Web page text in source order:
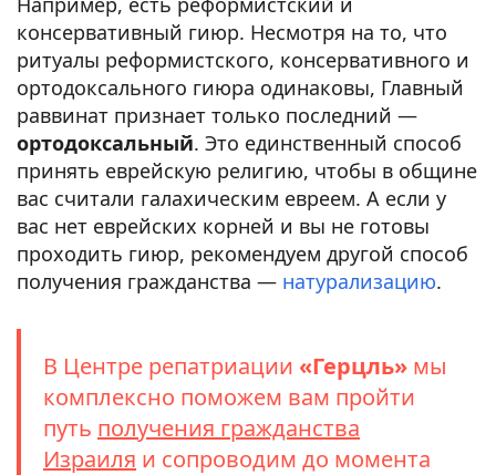
консервативный гиюр. Несмотря на то, что
ритуалы реформистского, консервативного и
ортодоксального гиюра одинаковы, Главный
раввинат признает только последний —
ортодоксальный. Это единственный способ
принять еврейскую религию, чтобы в общине
вас считали галахическим евреем. А если у
вас нет еврейских корней и вы не готовы
проходить гиюр, рекомендуем другой способ
получения гражданства — натурализацию.
В Центре репатриации «Герцль» мы
комплексно поможем вам пройти
путь получения гражданства
Израиля и сопроводим до момента